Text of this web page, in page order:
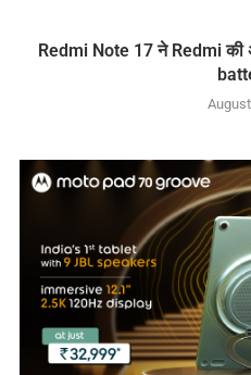
Redmi Note 17 ने Redmi